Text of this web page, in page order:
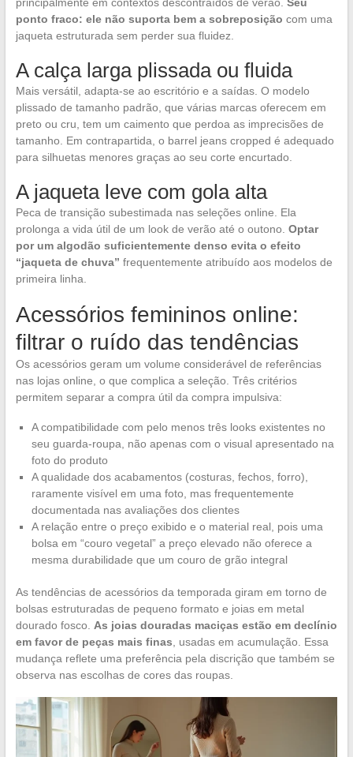
principalmente em contextos descontraídos de verão. Seu
ponto fraco: ele não suporta bem a sobreposição com uma
jaqueta estruturada sem perder sua fluidez.
A calça larga plissada ou fluida
Mais versátil, adapta-se ao escritório e a saídas. O modelo
plissado de tamanho padrão, que várias marcas oferecem em
preto ou cru, tem um caimento que perdoa as imprecisões de
tamanho. Em contrapartida, o barrel jeans cropped é adequado
para silhuetas menores graças ao seu corte encurtado.
A jaqueta leve com gola alta
Peca de transição subestimada nas seleções online. Ela
prolonga a vida útil de um look de verão até o outono. Optar
por um algodão suficientemente denso evita o efeito
“jaqueta de chuva” frequentemente atribuído aos modelos de
primeira linha.
Acessórios femininos online:
filtrar o ruído das tendências
Os acessórios geram um volume considerável de referências
nas lojas online, o que complica a seleção. Três critérios
permitem separar a compra útil da compra impulsiva:
A compatibilidade com pelo menos três looks existentes no
seu guarda-roupa, não apenas com o visual apresentado na
foto do produto
A qualidade dos acabamentos (costuras, fechos, forro),
raramente visível em uma foto, mas frequentemente
documentada nas avaliações dos clientes
A relação entre o preço exibido e o material real, pois uma
bolsa em “couro vegetal” a preço elevado não oferece a
mesma durabilidade que um couro de grão integral
As tendências de acessórios da temporada giram em torno de
bolsas estruturadas de pequeno formato e joias em metal
dourado fosco. As joias douradas maciças estão em declínio
em favor de peças mais finas, usadas em acumulação. Essa
mudança reflete uma preferência pela discrição que também se
observa nas escolhas de cores das roupas.